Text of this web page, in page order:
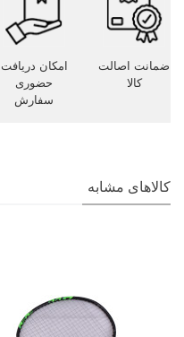
ضمانت اصالت
کالا
امکان دریافت
حضوری
سفارش
کالاهای مشابه